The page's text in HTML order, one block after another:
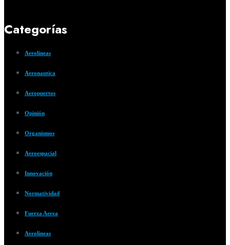
Categorías
Aerolíneas
Aeronautica
Aeropuertos
Opinión
Organismos
Aeroespacial
Innovación
Normatividad
Fuerza Aerea
Aerolíneas